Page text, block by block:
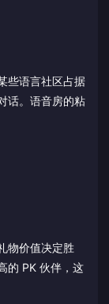
些语言社区占据
话。语音房的粘
物价值决定胜
的 PK 伙伴，这